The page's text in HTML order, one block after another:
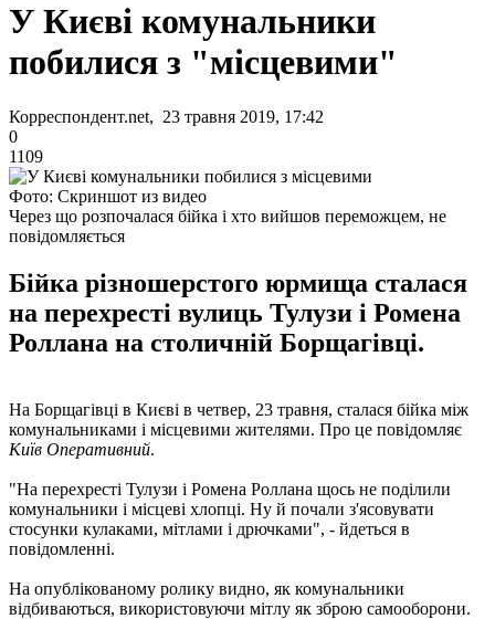
У Києві комунальники
побилися з "місцевими"
Корреспондент.net, 23 травня 2019, 17:42
0
1109
Фото: Скриншот из видео
Через що розпочалася бійка і хто вийшов переможцем, не
повідомляється
Бійка різношерстого юрмища сталася
на перехресті вулиць Тулузи і Ромена
Роллана на столичній Борщагівці.
На Борщагівці в Києві в четвер, 23 травня, сталася бійка між
комунальниками і місцевими жителями. Про це повідомляє
Київ Оперативний.
"На перехресті Тулузи і Ромена Роллана щось не поділили
комунальники і місцеві хлопці. Ну й почали з'ясовувати
стосунки кулаками, мітлами і дрючками", - йдеться в
повідомленні.
На опублікованому ролику видно, як комунальники
відбиваються, використовуючи мітлу як зброю самооборони.